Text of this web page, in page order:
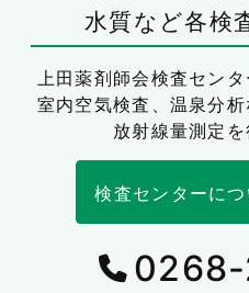
水質など各検
上田薬剤師会検査セン
室内空気検査、温泉分
放射線量測定を
検査センターに